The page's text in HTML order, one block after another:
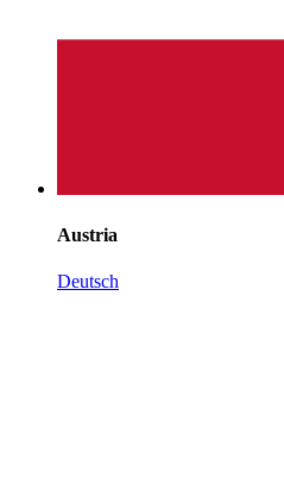
Austria
Deutsch